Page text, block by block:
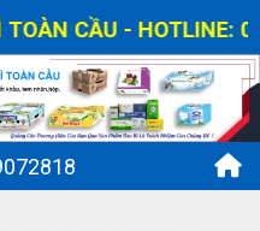
CẦU - HOTLINE: